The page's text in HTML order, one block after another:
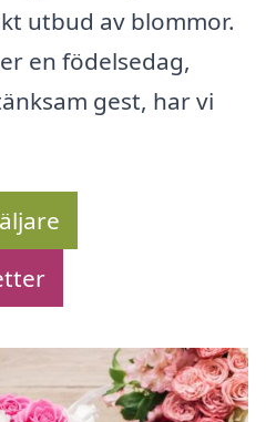
utbud av blommor.
en födelsedag,
gest, har vi